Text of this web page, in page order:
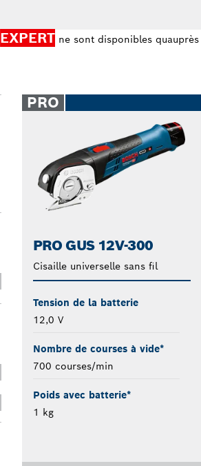
EXPERT ne sont disponibles
PRO
PRO GUS 12V-300
Cisaille universelle sans fil
Tension de la batterie
12,0 V
Nombre de courses à vide*
700 courses/min
Poids avec batterie*
1 kg